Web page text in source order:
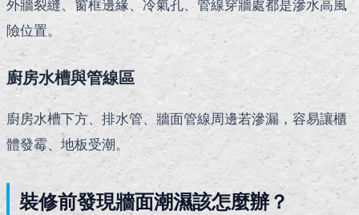
外牆裂縫、窗框邊緣、冷氣孔、管線穿牆處都是滲水高風
險位置。
廚房水槽與管線區
廚房水槽下方、排水管、牆面管線周邊若滲漏，容易讓櫃
體發霉、地板受潮。
裝修前發現牆面潮濕該怎麼辦？